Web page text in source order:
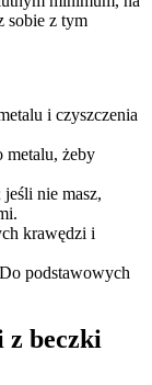
sobie z tym
i czyszczenia
metalu, żeby
nie masz,
krawędzi i
Do podstawowych
z beczki